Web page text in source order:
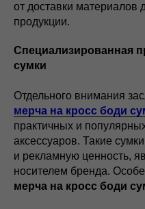
от доставки материалов
продукции.
Специализированная
сумки
Отдельного внимания
мерча на кросс боди
практичных и
аксессуаров. Такие
и рекламную ценность,
носителем бренда.
мерча на кросс боди